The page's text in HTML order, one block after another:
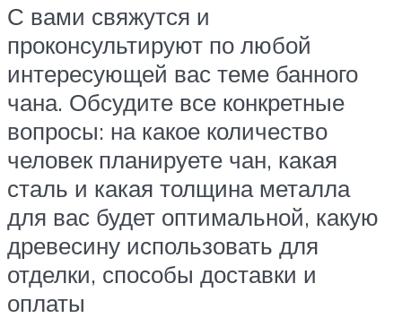
С вами свяжутся и
проконсультируют по любой
интересующей вас теме банного
чана. Обсудите все конкретные
вопросы: на какое количество
человек планируете чан, какая
сталь и какая толщина металла
для вас будет оптимальной, какую
древесину использовать для
отделки, способы доставки и
оплаты